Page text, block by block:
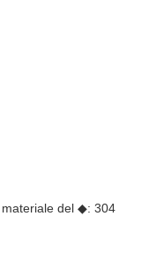
materiale del ◆: 304